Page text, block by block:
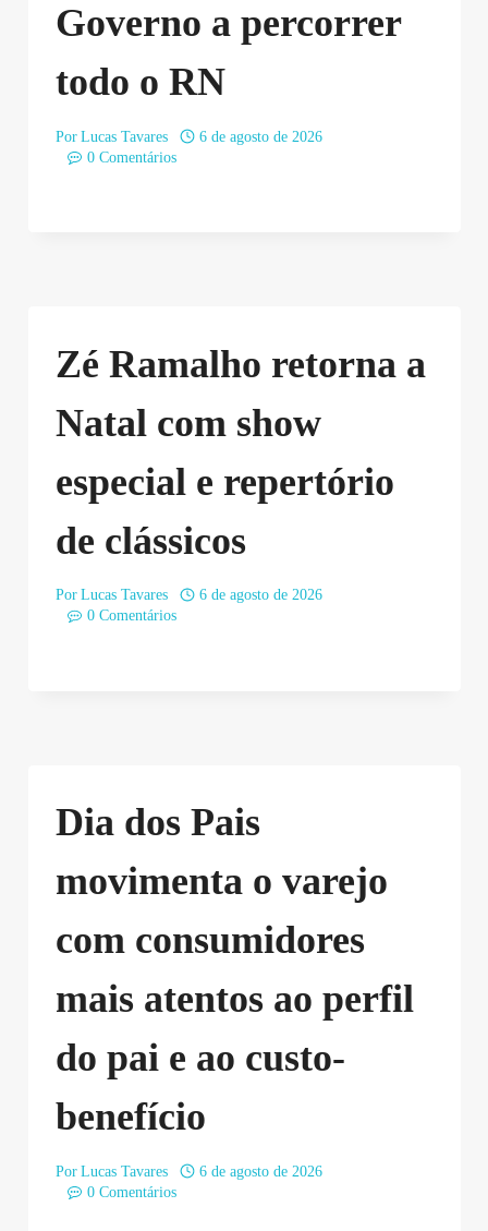
Governo a percorrer
todo o RN
Por Lucas Tavares
6 de agosto de 2026
0 Comentários
Zé Ramalho retorna a
Natal com show
especial e repertório
de clássicos
Por Lucas Tavares
6 de agosto de 2026
0 Comentários
Dia dos Pais
movimenta o varejo
com consumidores
mais atentos ao perfil
do pai e ao custo-
benefício
Por Lucas Tavares
6 de agosto de 2026
0 Comentários